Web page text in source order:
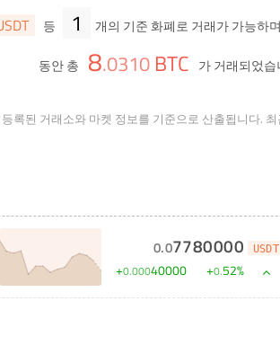
등 1 개의 기준 화폐로 거래가 가능하
동안 총 8.0310 BTC 가 거래되었습
록된 거래소와 마켓 정보를 기준으로 산출됩니다.
0.07780000 USDT
+0.00040000 +0.52%